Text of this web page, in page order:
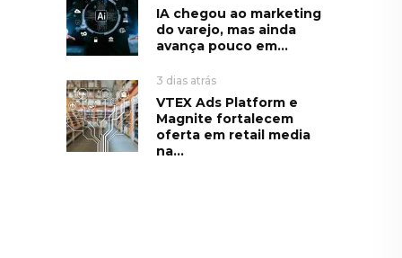
IA chegou ao marketing
do varejo, mas ainda
avança pouco em...
3 dias atrás
VTEX Ads Platform e
Magnite fortalecem
oferta em retail media
na...